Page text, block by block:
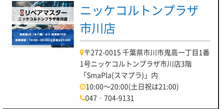
ニッケコルトンプラザ
市川店
〒272-0015 千葉県市川市鬼高一丁目1番
1号ニッケコルトンプラザ市川店3階
「SmaPla(スマプラ)」内
10:00～20:00(土日祝は21:00)
047‐704-9131